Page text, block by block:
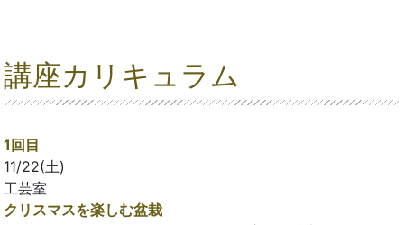
講座カリキュラム
1回目
11/22(土)
工芸室
クリスマスを楽しむ盆栽